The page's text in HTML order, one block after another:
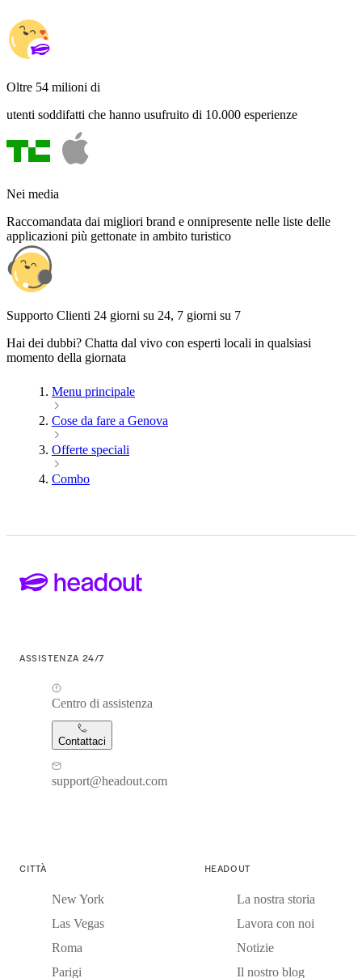
Oltre 54 milioni di
utenti soddifatti che hanno usufruito di 10.000 esperienze
Nei media
Raccomandata dai migliori brand e onnipresente nelle liste delle
applicazioni più gettonate in ambito turistico
Supporto Clienti 24 giorni su 24, 7 giorni su 7
Hai dei dubbi? Chatta dal vivo con esperti locali in qualsiasi
momento della giornata
Menu principale
Cose da fare a Genova
Offerte speciali
Combo
ASSISTENZA 24/7
Centro di assistenza
Contattaci
support@headout.com
CITTÀ
New York
Las Vegas
Roma
Parigi
HEADOUT
La nostra storia
Lavora con noi
Notizie
Il nostro blog